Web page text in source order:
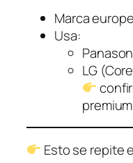
Marca
Usa:
LG
premium
Esto se repite